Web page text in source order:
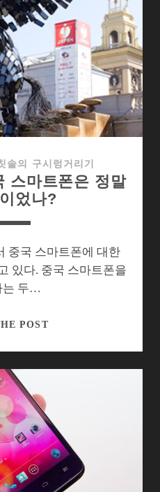
된
소
니
모
일
의
경
력,
통
할
솔의 구시렁거리기
스마트폰은 정말
었나?
중국 스마트폰에 대한
있다. 중국 스마트폰을
는 두…
POST[MWC2012]
폰
은
정
말